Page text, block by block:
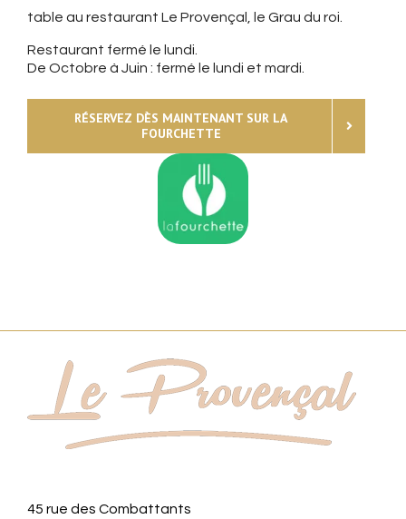
table au restaurant Le Provençal, le Grau du roi.
Restaurant fermé le lundi.
De Octobre à Juin : fermé le lundi et mardi.
RÉSERVEZ DÈS MAINTENANT SUR LA
FOURCHETTE
45 rue des Combattants